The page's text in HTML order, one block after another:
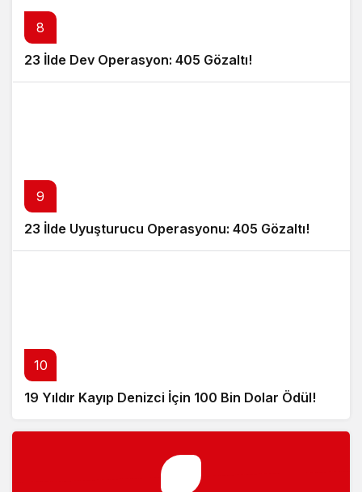
8
23 İlde Dev Operasyon: 405 Gözaltı!
9
23 İlde Uyuşturucu Operasyonu: 405 Gözaltı!
10
19 Yıldır Kayıp Denizci İçin 100 Bin Dolar Ödül!